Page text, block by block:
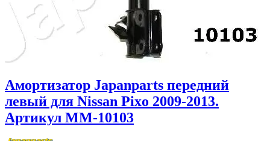
Амортизатор Japanparts передний
левый для Nissan Pixo 2009-2013.
Артикул MM-10103